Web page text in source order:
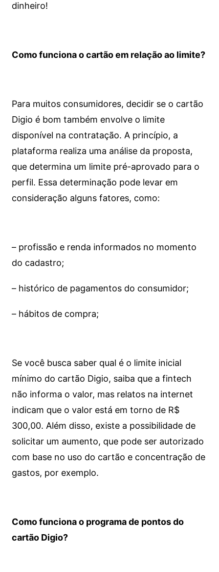
dinheiro!
Como funciona o cartão em relação ao limite?
Para muitos consumidores, decidir se o cartão
Digio é bom também envolve o limite
disponível na contratação. A princípio, a
plataforma realiza uma análise da proposta,
que determina um limite pré-aprovado para o
perfil. Essa determinação pode levar em
consideração alguns fatores, como:
– profissão e renda informados no momento
do cadastro;
– histórico de pagamentos do consumidor;
– hábitos de compra;
Se você busca saber qual é o limite inicial
mínimo do cartão Digio, saiba que a fintech
não informa o valor, mas relatos na internet
indicam que o valor está em torno de R$
300,00. Além disso, existe a possibilidade de
solicitar um aumento, que pode ser autorizado
com base no uso do cartão e concentração de
gastos, por exemplo.
Como funciona o programa de pontos do
cartão Digio?